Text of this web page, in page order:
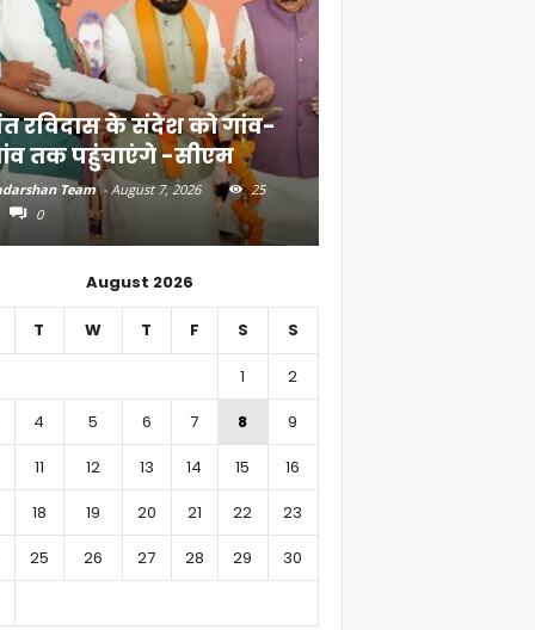
रविदास के संदेश को गांव-
तक पहुंचाएंगे -सीएम
Team - August 7, 2026
25
0
August 2026
T W T F S S
1
2
4 5 6 7 8
9
11 12 13 14 15
16
18 19 20 21 22
23
25 26 27 28 29
30